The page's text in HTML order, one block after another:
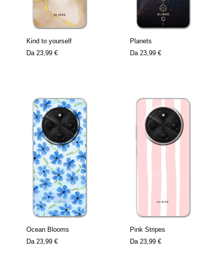
Kind to yourself
Da 23,99 €
Planets
Da 23,99 €
Ocean Blooms
Da 23,99 €
Pink Stripes
Da 23,99 €